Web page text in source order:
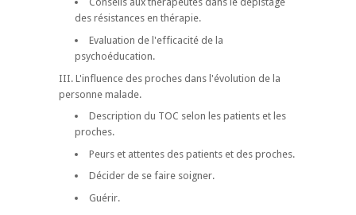
des résistances en thérapie.
Evaluation de l'efficacité de la
psychoéducation.
III. L'influence des proches dans l'évolution de la
personne malade.
Description du TOC selon les patients et les
proches.
Peurs et attentes des patients et des proches.
Décider de se faire soigner.
Guérir.